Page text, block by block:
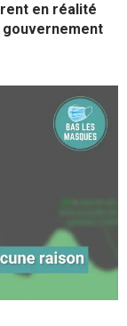
en réalité
gouvernement